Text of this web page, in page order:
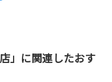
」に関連したおす